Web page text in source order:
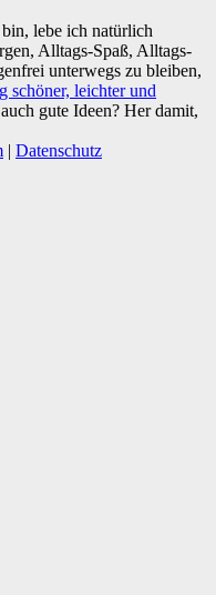
lebe ich natürlich
Alltags-Spaß, Alltags-
unterwegs zu bleiben,
schöner, leichter und
gute Ideen? Her damit,
| Datenschutz